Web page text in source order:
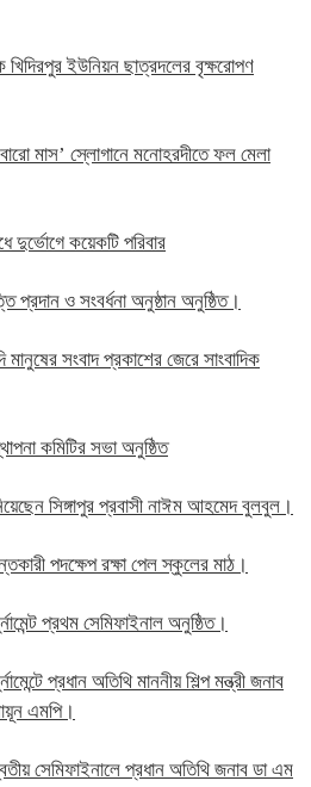
খিদিরপুর ইউনিয়ন ছাত্রদলের বৃক্ষরোপণ
মাস’ স্লোগানে মনোহরদীতে ফল মেলা
দুর্ভোগে কয়েকটি পরিবার
প্রদান ও সংবর্ধনা অনুষ্ঠান অনুষ্ঠিত।
মানুষের সংবাদ প্রকাশের জেরে সাংবাদিক
কমিটির সভা অনুষ্ঠিত
সিঙ্গাপুর প্রবাসী নাঈম আহমেদ বুলবুল।
পদক্ষেপ রক্ষা পেল স্কুলের মাঠ।
প্রথম সেমিফাইনাল অনুষ্ঠিত।
প্রধান অতিথি মাননীয় শিল্প মন্ত্রী জনাব
এমপি।
সেমিফাইনালে প্রধান অতিথি জনাব ডা এম